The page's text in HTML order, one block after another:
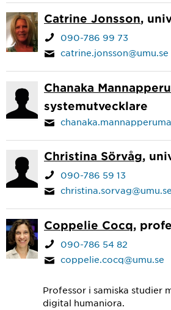
Catrine Jonsson,
090-786 99 73
catrine.jonsson@umu.se
Chanaka
systemutvecklare
Christina Sörvåg,
090-786 59 13
christina.sorvag@umu.se
Coppelie Cocq,
090-786 54 82
coppelie.cocq@umu.se
Professor i samiska studier
digital humaniora.